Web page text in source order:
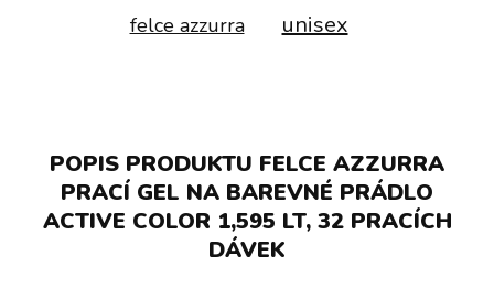
felce azzurra
unisex
POPIS PRODUKTU FELCE AZZURRA
PRACÍ GEL NA BAREVNÉ PRÁDLO
ACTIVE COLOR 1,595 LT, 32 PRACÍCH
DÁVEK